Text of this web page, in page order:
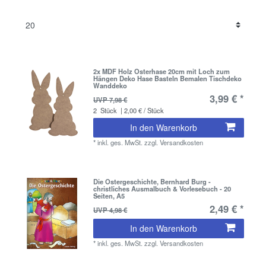
2x MDF Holz Osterhase 20cm mit Loch zum
Hängen Deko Hase Basteln Bemalen Tischdeko
Wanddeko
UVP 7,98 €
3,99 € *
2 Stück | 2,00 € / Stück
In den Warenkorb
*inkl. ges. MwSt. zzgl.Versandkosten
Die Ostergeschichte, Bernhard Burg -
christliches Ausmalbuch & Vorlesebuch - 20
Seiten, A5
UVP 4,98 €
2,49 € *
In den Warenkorb
*inkl. ges. MwSt. zzgl.Versandkosten